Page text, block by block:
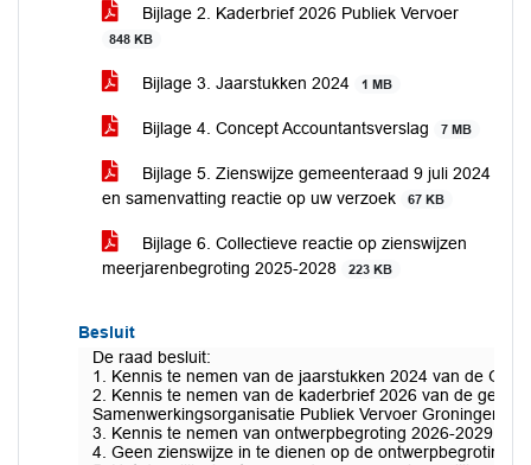
Bijlage 2. Kaderbrief 2026 Publiek Vervoer
848 KB
Bijlage 3. Jaarstukken 2024 1 MB
Bijlage 4. Concept Accountantsverslag 7 MB
Bijlage 5. Zienswijze gemeenteraad 9 juli 2024
en samenvatting reactie op uw verzoek
67 KB
Bijlage 6. Collectieve reactie op zienswijzen
meerjarenbegroting 2025-2028
223 KB
Besluit
De raad besluit:
1. Kennis te nemen van de jaarstukken 2024 van de
2. Kennis te nemen van de kaderbrief 2026 van de
Samenwerkingsorganisatie Publiek Vervoer Groningen
3. Kennis te nemen van ontwerpbegroting 2026-2029
4. Geen zienswijze in te dienen op de ontwerpbegroting